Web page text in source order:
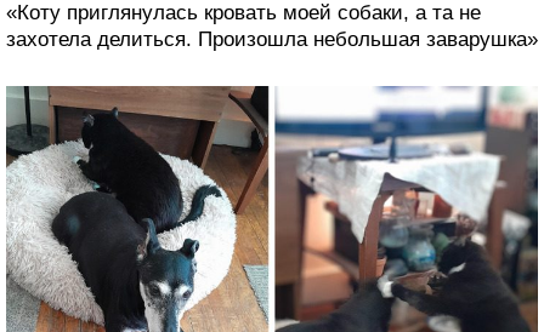
«Коту приглянулась кровать моей собаки, а та не
захотела делиться. Произошла небольшая заварушка»